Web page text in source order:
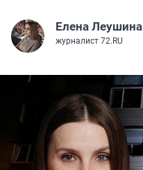
Елена Леушина
журналист 72.RU